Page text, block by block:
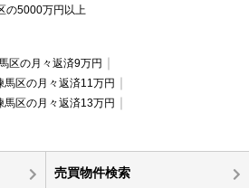
の5000万円以上
区の月々返済9万円
馬区の月々返済11万円
馬区の月々返済13万円
売買物件検索